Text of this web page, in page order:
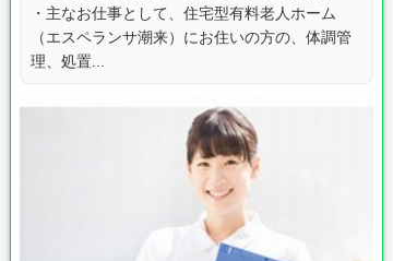
・主なお仕事として、住宅型有料老人ホーム
（エスペランサ潮来）にお住いの方の、体調管
理、処置...